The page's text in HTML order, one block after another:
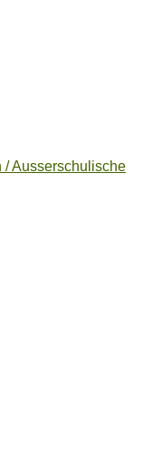
Ausserschulische